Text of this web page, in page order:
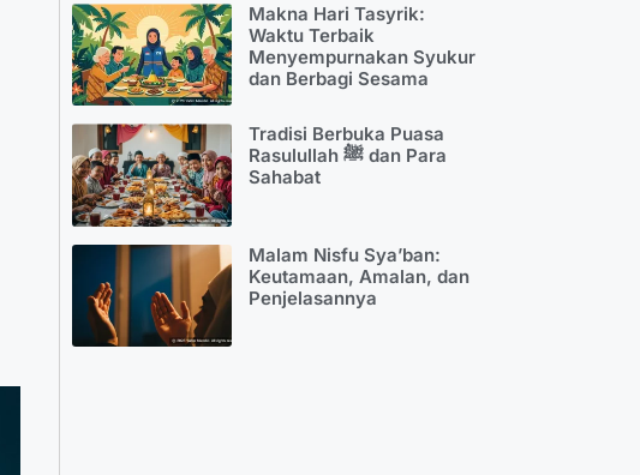
Makna Hari Tasyrik:
Waktu Terbaik
Menyempurnakan Syukur
dan Berbagi Sesama
Tradisi Berbuka Puasa
Rasulullah ﷺ dan Para
Sahabat
Malam Nisfu Sya’ban:
Keutamaan, Amalan, dan
Penjelasannya